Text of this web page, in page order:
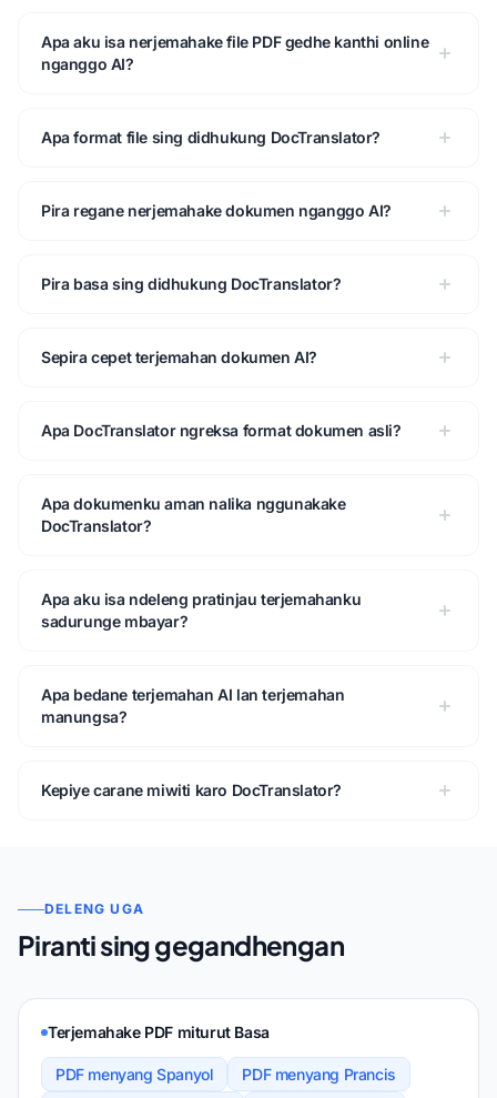
Apa aku isa nerjemahake file PDF gedhe kanthi online
nganggo AI?
Apa format file sing didhukung DocTranslator?
Pira regane nerjemahake dokumen nganggo AI?
Pira basa sing didhukung DocTranslator?
Sepira cepet terjemahan dokumen AI?
Apa DocTranslator ngreksa format dokumen asli?
Apa dokumenku aman nalika nggunakake
DocTranslator?
Apa aku isa ndeleng pratinjau terjemahanku
sadurunge mbayar?
Apa bedane terjemahan AI lan terjemahan
manungsa?
Kepiye carane miwiti karo DocTranslator?
DELENG UGA
Piranti sing gegandhengan
Terjemahake PDF miturut Basa
PDF menyang Spanyol
PDF menyang Prancis